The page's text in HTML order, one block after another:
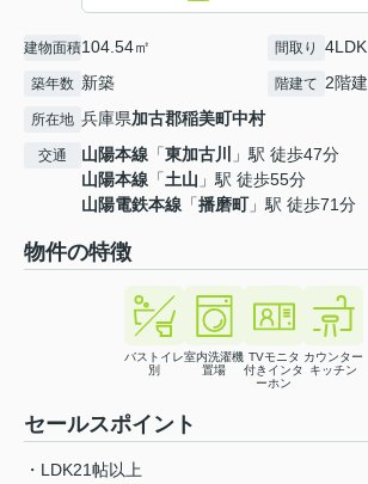
建物面積104.54㎡ 間取り 4LDK
築年数 新築 階建て 2階建
所在地 兵庫県加古郡稲美町中村
交通 山陽本線 「東加古川
」駅 徒歩47分
山陽本線 「土山 」駅 徒歩55分
山陽電鉄本線 「播磨町」駅 徒歩71分
物件の特徴
バストイレ
別
室内洗濯機
置場
TVモニタ
付きインタ
ーホン
カウンター
キッチン
セールスポイント
・LDK21帖以上